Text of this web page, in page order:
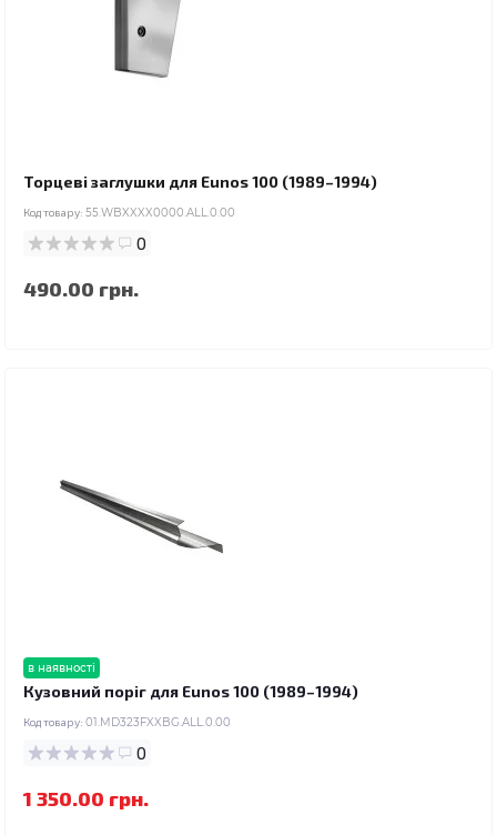
Торцеві заглушки для Eunos 100 (1989–1994)
Код товару: 55.WBXXXX0000.ALL.0.00
0
490.00 грн.
в наявності
Кузовний поріг для Eunos 100 (1989–1994)
Код товару: 01.MD323FXXBG.ALL.0.00
0
1 350.00 грн.